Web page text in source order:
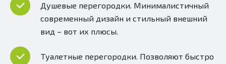
Душевые перегородки. Минималистичный
современный дизайн и стильный внешний
вид – вот их плюсы.
Туалетные перегородки. Позволяют быстро